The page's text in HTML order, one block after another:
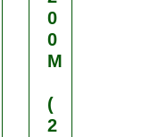
0
0
M
(
2